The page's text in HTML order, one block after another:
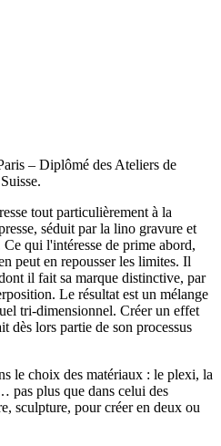
– Diplômé des Ateliers de
tout particulièrement à la
séduit par la lino gravure et
qui l'intéresse de prime abord,
peut en repousser les limites. Il
il fait sa marque distinctive, par
Le résultat est un mélange
tri-dimensionnel. Créer un effet
dès lors partie de son processus
le choix des matériaux : le plexi, la
pas plus que dans celui des
sculpture, pour créer en deux ou